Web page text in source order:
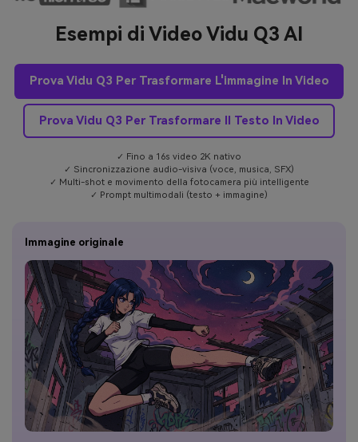
Esempi di Video Vidu Q3 AI
Prova Vidu Q3 Per Trasformare L'immagine In Video
Prova Vidu Q3 Per Trasformare Il Testo In Video
✓ Fino a 16s video 2K nativo
✓ Sincronizzazione audio-visiva (voce, musica, SFX)
✓ Multi-shot e movimento della fotocamera più intelligente
✓ Prompt multimodali (testo + immagine)
Immagine originale